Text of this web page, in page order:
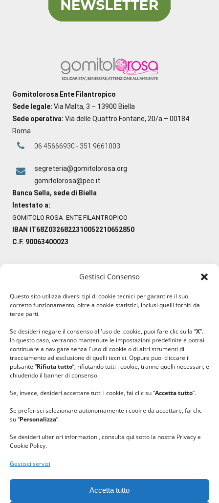
Gestisci Consenso
Questo sito utilizza diversi tipi di cookie tecnici per garantire il suo
corretto funzionamento, oltre a cookie statistici, inclusi quelli forniti da
terze parti.
Se desideri negare il consenso all'uso dei cookie, puoi fare clic sulla “X”.
In questo caso, verranno mantenute le impostazioni predefinite e potrai
continuare a navigare senza l'uso di cookie o di altri strumenti di
tracciamento ad esclusione di quelli tecnici. Oppure puoi cliccare il
pulsante “Rifiuta tutto”, rifiutando tutti i cookie, tranne quelli necessari, e
chiudendo il banner di consenso.
Se, invece, desideri accettare tutti i cookie, fai clic su “Accetta tutto”.
Se preferisci selezionare autonomamente i cookie da accettare, fai clic
su “Personalizza”.
Se desideri ulteriori informazioni, consulta qui sotto la nostra Privacy e
Cookie Policy.
Gestisci servizi
Accetta tutto
Gomitolorosa Ente Filantropico
Sede legale: Via Malta, 3 – 13900 Biella
Sede operativa: Via delle Quattro Fontane, 20/a – 00184
Roma
06 45666930 - 351 9661003
segreteria@gomitolorosa.org
gomitolorosa@pec.it
Banca Sella, sede di Biella
Intestato a:
GOMITOLO ROSA ENTE FILANTROPICO
IBAN IT68Z0326822310052210652850
C.F. 90063400023
#lanaterapia
#ilcaloredellempatia